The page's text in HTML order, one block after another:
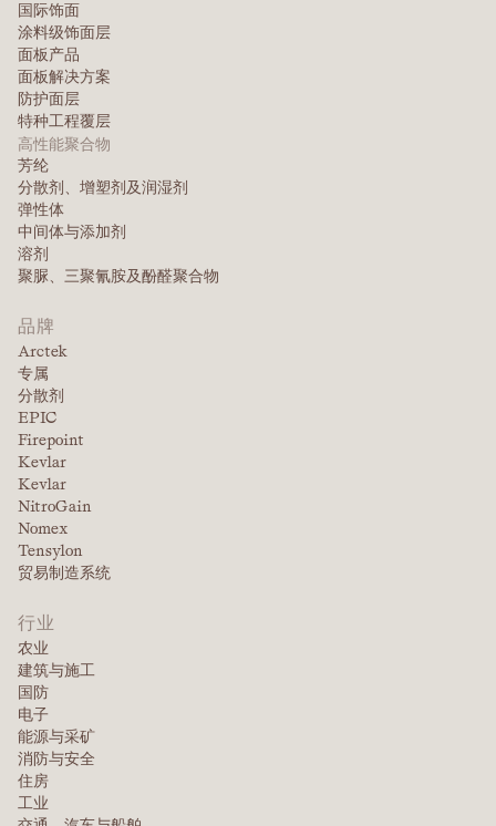
国际饰面
涂料级饰面层
面板产品
面板解决方案
防护面层
特种工程覆层
高性能聚合物
芳纶
分散剂、增塑剂及润湿剂
弹性体
中间体与添加剂
溶剂
聚脲、三聚氰胺及酚醛聚合物
品牌
Arctek
专属
分散剂
EPIC
Firepoint
Kevlar
Kevlar
NitroGain
Nomex
Tensylon
贸易制造系统
行业
农业
建筑与施工
国防
电子
能源与采矿
消防与安全
住房
工业